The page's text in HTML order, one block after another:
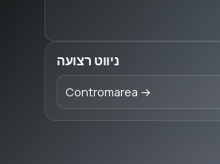
ניווט רצועה
Contromarea →